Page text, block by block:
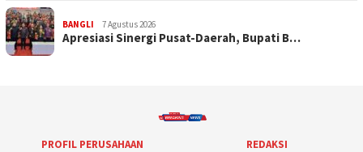
BANGLI 7 Agustus 2026
Apresiasi Sinergi Pusat-Daerah, Bupati B…
PROFIL PERUSAHAAN
REDAKSI